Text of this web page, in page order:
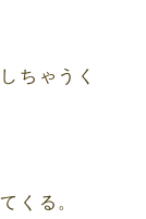
ちゃうく
くる。